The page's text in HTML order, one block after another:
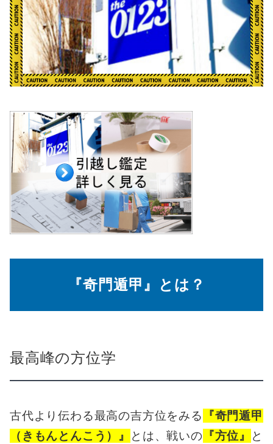
『奇門遁甲』とは？
最高峰の方位学
古代より伝わる最高の吉方位をみる
『奇門遁甲
（きもんとんこう）』
とは、戦いの 『方位』
と